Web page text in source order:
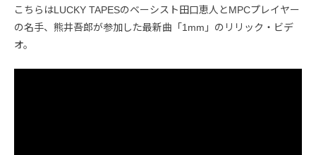
こちらはLUCKY TAPESのベーシスト田口恵人とMPCプレイヤー
の名手、熊井吾郎が参加した最新曲「1mm」のリリック・ビデ
オ。